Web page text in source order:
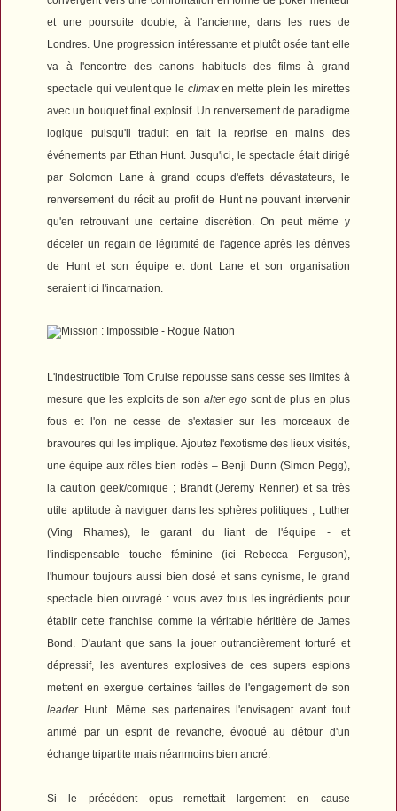
et une poursuite double, à l'ancienne, dans les rues de
Londres. Une progression intéressante et plutôt osée tant elle
va à l'encontre des canons habituels des films à grand
spectacle qui veulent que le climaxen mette plein les mirettes
avec un bouquet final explosif. Un renversement de paradigme
logique puisqu'il traduit en fait la reprise en mains des
événements par Ethan Hunt. Jusqu'ici, le spectacle était dirigé
par Solomon Lane à grand coups d'effets dévastateurs, le
renversement du récit au profit de Hunt ne pouvant intervenir
qu'en retrouvant une certaine discrétion. On peut même y
déceler un regain de légitimité de l'agence après les dérives
de Hunt et son équipe et dont Lane et son organisation
seraient ici l'incarnation.
L'indestructible Tom Cruise repousse sans cesse ses limites à
mesure que les exploits de son alter egosont de plus en plus
fous et l'on ne cesse de s'extasier sur les morceaux de
bravoures qui les implique. Ajoutez l'exotisme des lieux visités,
une équipe aux rôles bien rodés – Benji Dunn (Simon Pegg),
la caution geek/comique ; Brandt (Jeremy Renner) et sa très
utile aptitude à naviguer dans les sphères politiques ; Luther
(Ving Rhames), le garant du liant de l'équipe - et
l'indispensable touche féminine (ici Rebecca Ferguson),
l'humour toujours aussi bien dosé et sans cynisme, le grand
spectacle bien ouvragé : vous aveztous les ingrédients pour
établir cette franchise comme la véritable héritière de James
Bond. D'autant que sans la jouer outrancièrement torturé et
dépressif, les aventures explosives de ces supers espions
mettent en exergue certaines failles de l'engagement de son
leaderHunt. Même ses partenaires l'envisagent avant tout
animé par un esprit de revanche, évoqué au détour d'un
échange tripartite mais néanmoins bien ancré.
Si le précédent opus remettait largement en cause